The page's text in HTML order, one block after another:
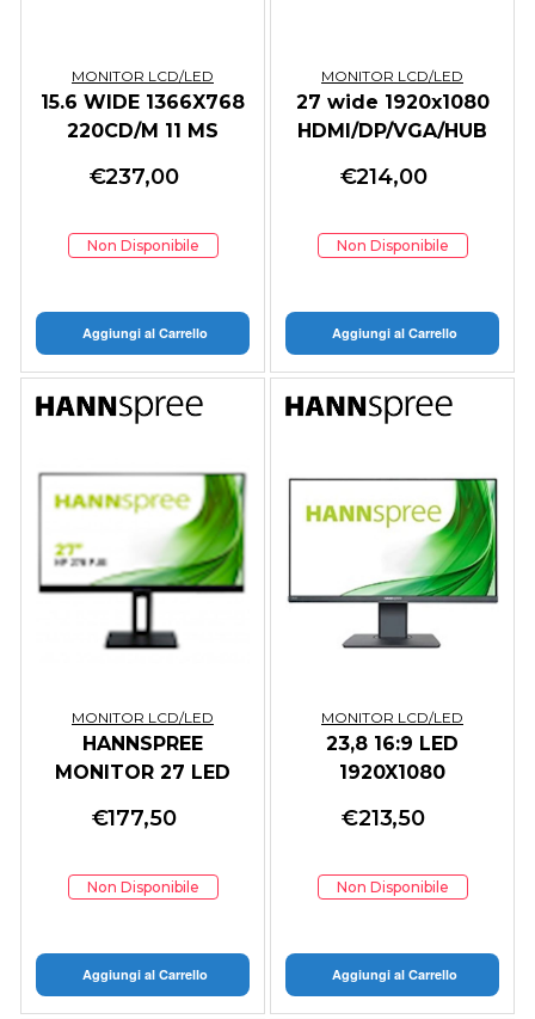
MONITOR LCD/LED
15.6 WIDE 1366X768
220CD/M 11 MS
€237,00
Non Disponibile
Aggiungi al Carrello
MONITOR LCD/LED
27 wide 1920x1080
HDMI/DP/VGA/HUB
€214,00
Non Disponibile
Aggiungi al Carrello
MONITOR LCD/LED
HANNSPREE
MONITOR 27 LED
CDM, VGA/HDMI/DP,
MULTIMEDIALE
€177,50
Non Disponibile
Aggiungi al Carrello
MONITOR LCD/LED
23,8 16:9 LED
1920X1080
WEBCAM
€213,50
Non Disponibile
Aggiungi al Carrello